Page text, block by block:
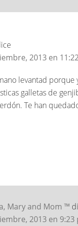
2013 en
levantad porque
galletas de
Te han
Mary and Mom ™
2013 en 9:23